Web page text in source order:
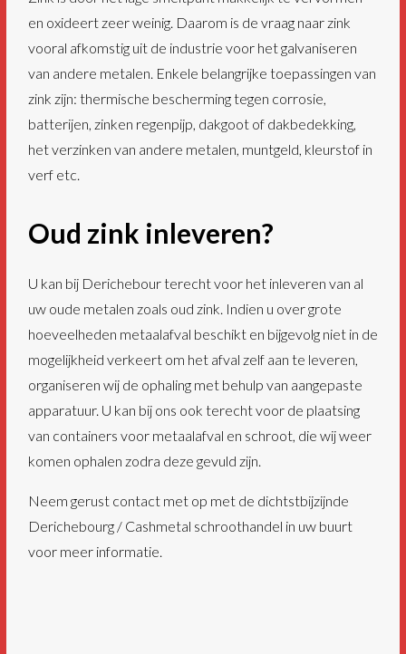
en oxideert zeer weinig. Daarom is de vraag naar zink
vooral afkomstig uit de industrie voor het galvaniseren
van andere metalen. Enkele belangrijke toepassingen van
zink zijn: thermische bescherming tegen corrosie,
batterijen, zinken regenpijp, dakgoot of dakbedekking,
het verzinken van andere metalen, muntgeld, kleurstof in
verf etc.
Oud zink inleveren?
U kan bij Derichebour terecht voor het inleveren van al
uw oude metalen zoals oud zink. Indien u over grote
hoeveelheden metaalafval beschikt en bijgevolg niet in de
mogelijkheid verkeert om het afval zelf aan te leveren,
organiseren wij de ophaling met behulp van aangepaste
apparatuur. U kan bij ons ook terecht voor de plaatsing
van containers voor metaalafval en schroot, die wij weer
komen ophalen zodra deze gevuld zijn.
Neem gerust contact met op met de dichtstbijzijnde
Derichebourg / Cashmetal schroothandel in uw buurt
voor meer informatie.